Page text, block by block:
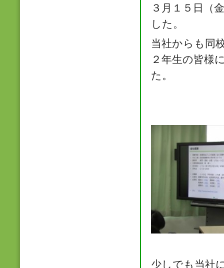
３月１５日（
した。
当社からも同
２年生の皆様
た。
少しでも当社